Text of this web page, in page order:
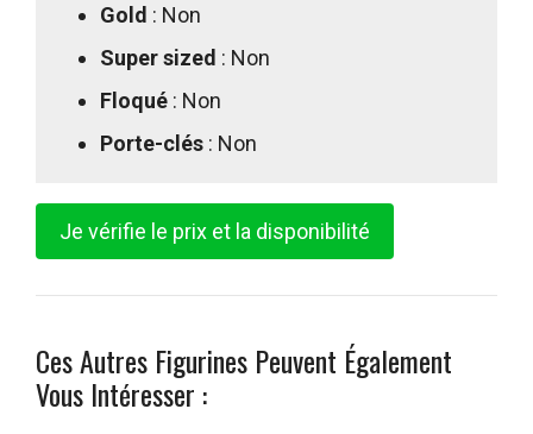
Gold : Non
Super sized : Non
Floqué : Non
Porte-clés : Non
Je vérifie le prix et la disponibilité
Ces Autres Figurines Peuvent Également
Vous Intéresser :